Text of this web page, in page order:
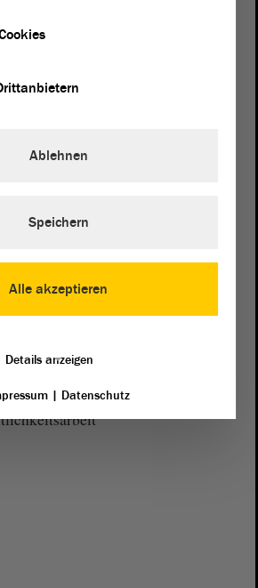
Anhalt
/ 560 - 0
Alle akzeptieren
Ablehnen
Speichern
Details anzeigen
| Datenschutz